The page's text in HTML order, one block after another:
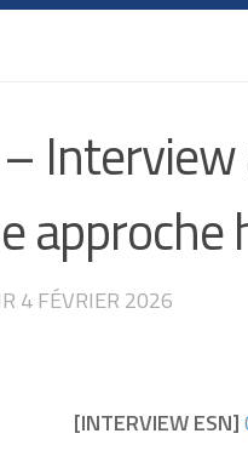
approche
4 FÉVRIER 2026
[INTERVIEW ESN]